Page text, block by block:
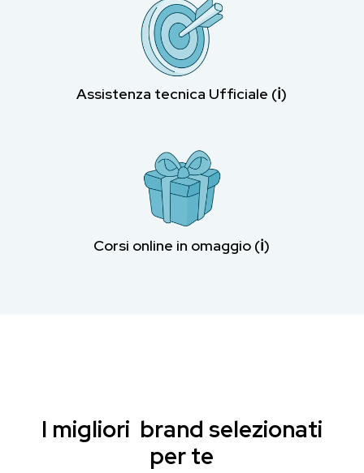
Assistenza tecnica Ufficiale (ℹ︎)
Corsi online in omaggio (ℹ︎)
I migliori brand selezionati
per te